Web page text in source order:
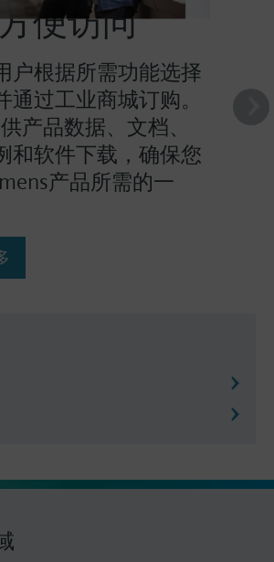
便访问
户根据所需功能选择
通过工业商城订购。
产品数据、文档、
和软件下载，确保您
产品所需的一